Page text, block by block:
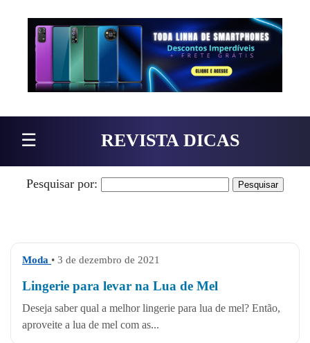
Pular para o conteúdo
☰ REVISTA DICAS
Pesquisar por:
Moda • 3 de dezembro de 2021
Lingerie para levar na Lua de Mel
Deseja saber qual a melhor lingerie para lua de mel? Então,
aproveite a lua de mel com as...